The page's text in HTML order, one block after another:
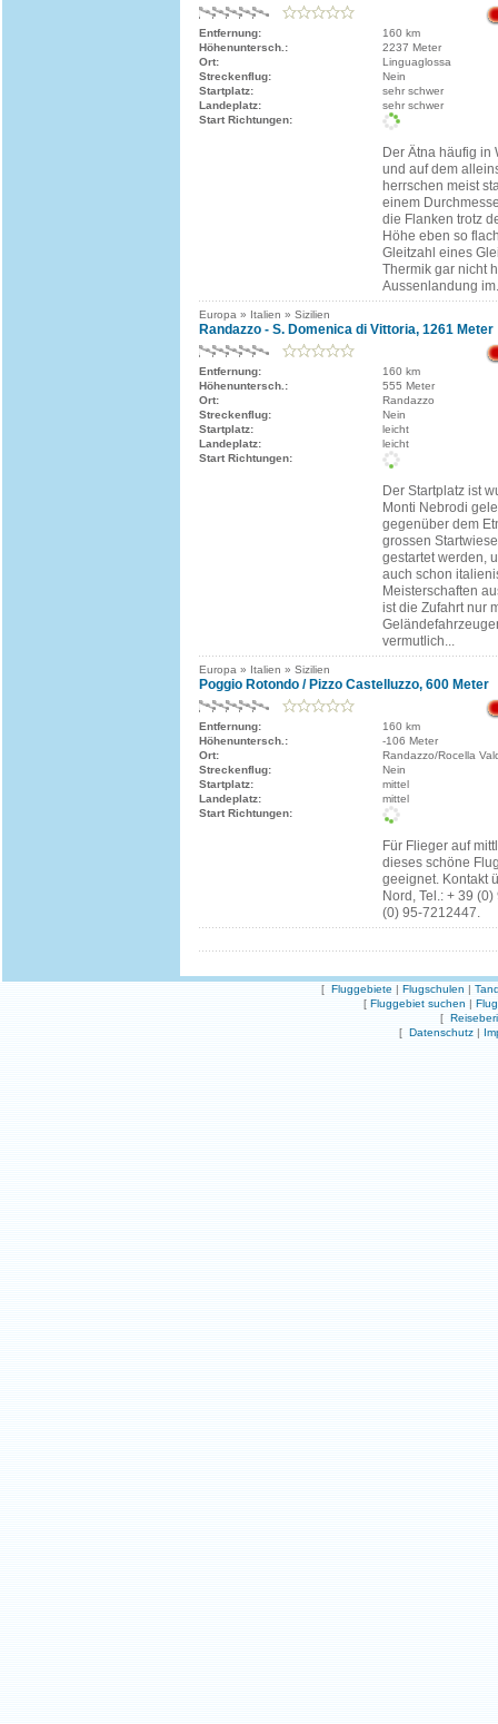
Entfernung:
160 km
Höhenuntersch.:
2237 Meter
Ort:
Linguaglossa
Streckenflug:
Nein
Startplatz:
sehr schwer
Landeplatz:
sehr schwer
Start Richtungen:
Der Ätna häufig in
und auf dem
herrschen meist
einem
die Flanken trotz
Höhe eben so
Gleitzahl eines
Thermik gar nicht
Aussenlandung
Europa » Italien » Sizilien
Randazzo - S. Domenica di Vittoria, 1261 Meter
Entfernung:
160 km
Höhenuntersch.:
555 Meter
Ort:
Randazzo
Streckenflug:
Nein
Startplatz:
leicht
Landeplatz:
leicht
Start Richtungen:
Der Startplatz ist
Monti Nebrodi
gegenüber dem
grossen
gestartet werden,
auch schon
Meisterschaften
ist die Zufahrt nur
vermutlich...
Europa » Italien » Sizilien
Poggio Rotondo / Pizzo Castelluzzo, 600 Meter
Entfernung:
160 km
Höhenuntersch.:
-106 Meter
Ort:
Randazzo/Rocella
Streckenflug:
Nein
Startplatz:
mittel
Landeplatz:
mittel
Start Richtungen:
Für Flieger auf
dieses schöne
geeignet. Kontakt
Nord, Tel.: + 39
(0) 95-7212447.
[ Fluggebiete | Flugschulen |
[ Fluggebiet suchen |
[
[ Datenschutz |